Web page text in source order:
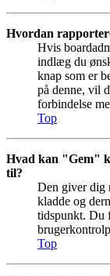
Hvordan
Hvis
indlæg du
knap som er
på denne, vil
forbindelse
Top
Hvad kan "Gem"
til?
Den giver dig
kladde og
tidspunkt. Du
Top